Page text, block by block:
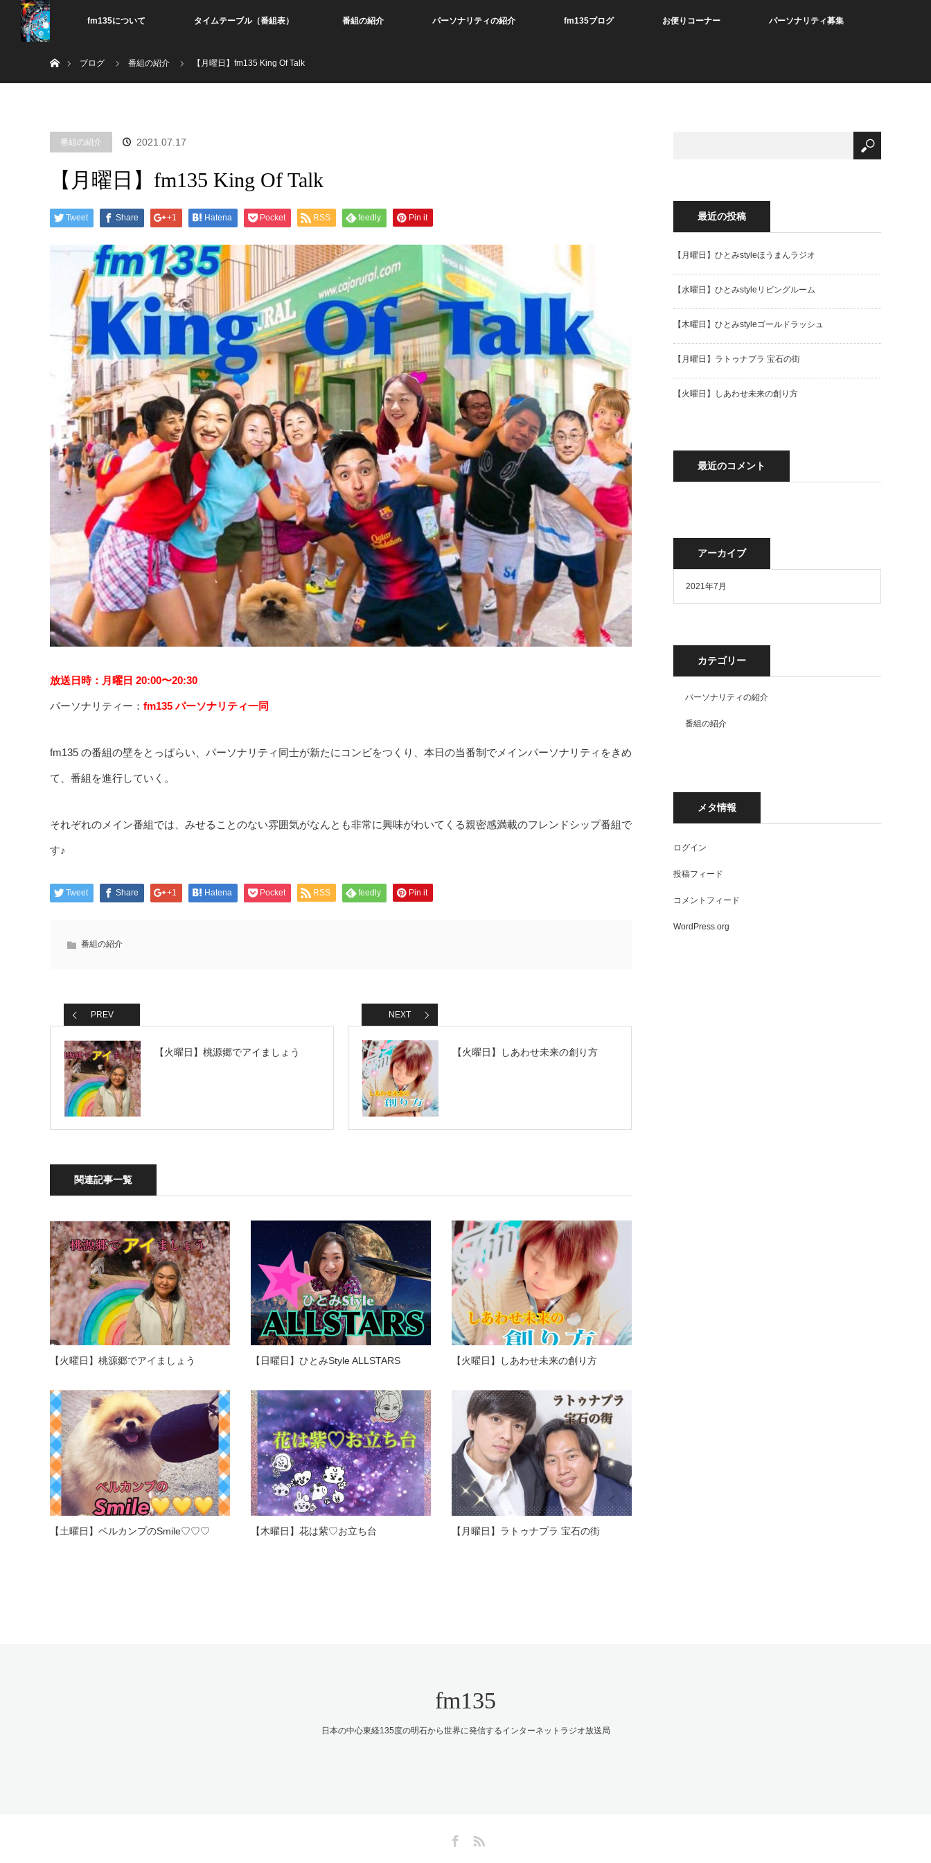
fm135について タイムテーブル（番組表） 番組の紹介 パーソナリティの紹介 fm135ブログ お便りコーナー パーソナリティ募集
ブログ
番組の紹介 【月曜日】fm135 King Of Talk
番組の紹介 2021.07.17
【月曜日】fm135 King Of Talk
Tweet Share +1 Hatena Pocket RSS feedly Pin it
放送日時：月曜日 20:00〜20:30
パーソナリティー： fm135 パーソナリティ一同
fm135 の番組の壁をとっぱらい、パーソナリティ同士が新たにコンビをつくり、本日の当番制でメインパーソナリティをきめ
て、番組を進行していく。
それぞれのメイン番組では、みせることのない雰囲気がなんとも非常に興味がわいてくる親密感満載のフレンドシップ番組で
す♪
Tweet Share +1 Hatena Pocket RSS feedly Pin it
番組の紹介
PREV
【火曜日】桃源郷でアイましょう
NEXT
【火曜日】しあわせ未来の創り方
関連記事一覧
【火曜日】桃源郷でアイましょう 【日曜日】ひとみStyle ALLSTARS 【火曜日】しあわせ未来の創り方
【土曜日】ベルカンプのSmile♡♡♡ 【木曜日】花は紫♡お立ち台 【月曜日】ラトゥナプラ 宝石の街
最近の投稿
【月曜日】ひとみstyleほうまんラジオ
【水曜日】ひとみstyleリビングルーム
【木曜日】ひとみstyleゴールドラッシュ
【月曜日】ラトゥナプラ 宝石の街
【火曜日】しあわせ未来の創り方
最近のコメント
アーカイブ
2021年7月
カテゴリー
パーソナリティの紹介
番組の紹介
メタ情報
ログイン
投稿フィード
コメントフィード
WordPress.org
fm135
日本の中心東経135度の明石から世界に発信するインターネットラジオ放送局